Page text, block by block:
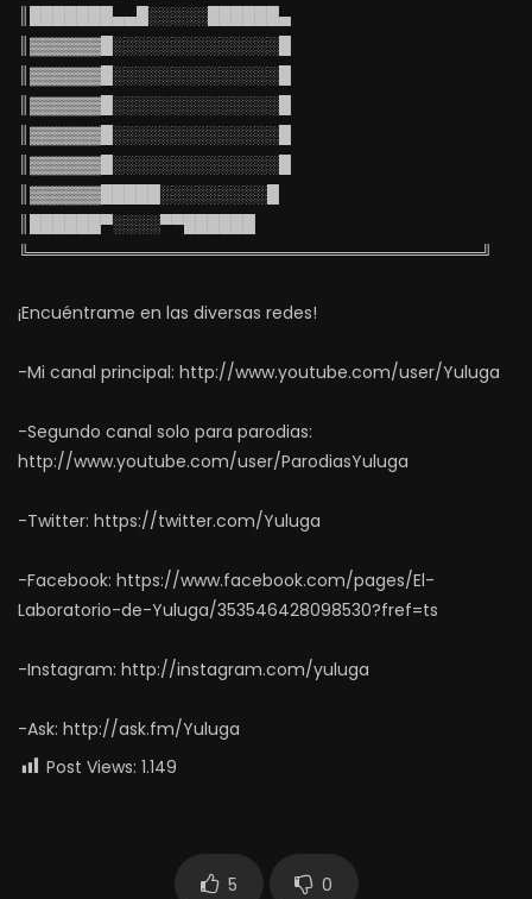
║███████▄▄█░░░░░██████▄
║▓▓▓▓▓▓█░░░░░░░░░░░░░░█
║▓▓▓▓▓▓█░░░░░░░░░░░░░░█
║▓▓▓▓▓▓█░░░░░░░░░░░░░░█
║▓▓▓▓▓▓█░░░░░░░░░░░░░░█
║▓▓▓▓▓▓█░░░░░░░░░░░░░░█
║▓▓▓▓▓▓█████░░░░░░░░░█
║██████▀░░░░▀▀██████
╚══════════════════════════════════════╝
¡Encuéntrame en las diversas redes!
-Mi canal principal: http://www.youtube.com/user/Yuluga
-Segundo canal solo para parodias:
http://www.youtube.com/user/ParodiasYuluga
-Twitter: https://twitter.com/Yuluga
-Facebook: https://www.facebook.com/pages/El-
Laboratorio-de-Yuluga/353546428098530?fref=ts
-Instagram: http://instagram.com/yuluga
-Ask: http://ask.fm/Yuluga
Post Views: 1.149
5 0